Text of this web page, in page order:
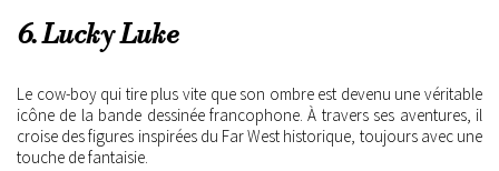
6. Lucky Luke
Le cow-boy qui tire plus vite que son ombre est devenu une véritable
icône de la bande dessinée francophone. À travers ses aventures, il
croise des figures inspirées du Far West historique, toujours avec une
touche de fantaisie.